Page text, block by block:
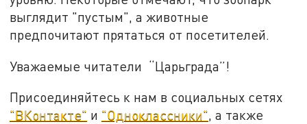
выглядит "пустым", а животные
предпочитают прятаться от посетителей.
Уважаемые читатели “Царьграда”!
Присоединяйтесь к нам в социальных сетях
"ВКонтакте" и "Одноклассники", а также